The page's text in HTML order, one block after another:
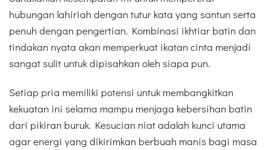
hubungan lahiriah dengan tutur kata yang santun serta
penuh dengan pengertian. Kombinasi ikhtiar batin dan
tindakan nyata akan memperkuat ikatan cinta menjadi
sangat sulit untuk dipisahkan oleh siapa pun.
Setiap pria memiliki potensi untuk membangkitkan
kekuatan ini selama mampu menjaga kebersihan batin
dari pikiran buruk. Kesucian niat adalah kunci utama
agar energi yang dikirimkan berbuah manis bagi masa